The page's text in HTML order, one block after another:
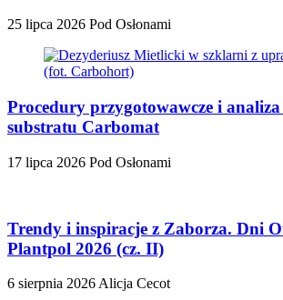
25 lipca 2026 Pod Osłonami
Procedury przygotowawcze i analiza
substratu Carbomat
17 lipca 2026 Pod Osłonami
Trendy i inspiracje z Zaborza. Dni
Plantpol 2026 (cz. II)
6 sierpnia 2026 Alicja Cecot